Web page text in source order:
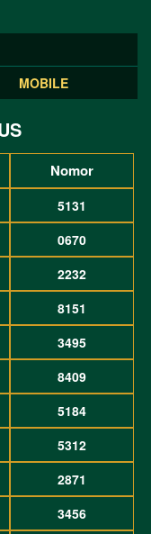
MOBILE
Nomor
5131
0670
2232
8151
3495
8409
5184
5312
2871
3456